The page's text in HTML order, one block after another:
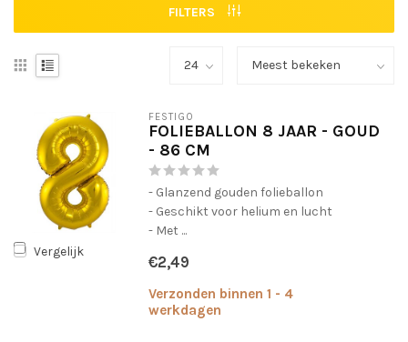
FILTERS
Vergelijk
FESTIGO
FOLIEBALLON 8 JAAR - GOUD
- 86 CM
- Glanzend gouden folieballon
- Geschikt voor helium en lucht
- Met ...
€2,49
Verzonden binnen 1 - 4
werkdagen